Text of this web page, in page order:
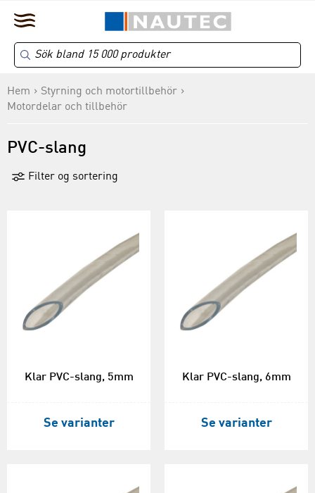
Hem
Styrning och motortillbehör
Motordelar och tillbehör
PVC-slang
Filter og sortering
Klar PVC-slang, 5mm
Se varianter
Klar PVC-slang, 6mm
Se varianter